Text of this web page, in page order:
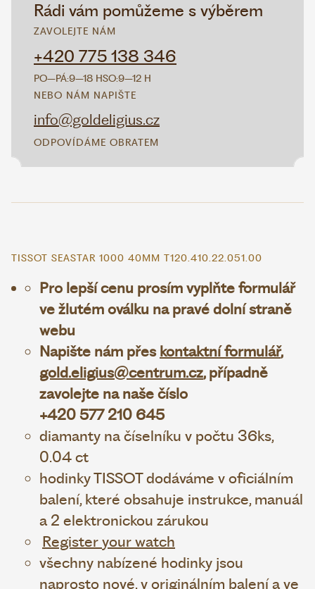
Rádi vám pomůžeme s výběrem
ZAVOLEJTE NÁM
+420 775 138 346
PO–PÁ:9–18 HSO:9–12 H
NEBO NÁM NAPIŠTE
info@goldeligius.cz
ODPOVÍDÁME OBRATEM
TISSOT SEASTAR 1000 40MM T120.410.22.051.00
Pro lepší cenu prosím vyplňte formulář
ve žlutém oválku na pravé dolní straně
webu
Napište nám přes kontaktní formulář,
gold.eligius@centrum.cz, případně
zavolejte na naše číslo
+420 577 210 645
diamanty na číselníku v počtu 36ks,
0.04 ct
hodinky TISSOT dodáváme v oficiálním
balení, které obsahuje instrukce, manuál
a 2 elektronickou zárukou
Register your watch
všechny nabízené hodinky jsou
naprosto nové, v originálním balení a ve